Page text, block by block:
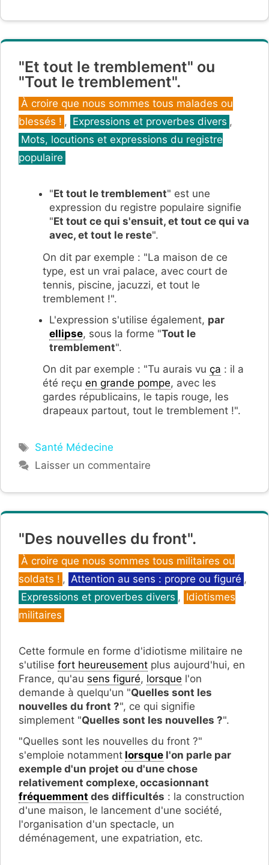
"Et tout le tremblement" ou
"Tout le tremblement".
Catégories
À croire que nous sommes tous malades ou
blessés ! , Expressions et proverbes divers ,
Mots, locutions et expressions du registre
populaire
"Et tout le tremblement" est une
expression du registre populaire signifie
"Et tout ce qui s'ensuit, et tout ce qui va
avec, et tout le reste".
On dit par exemple : "La maison de ce
type, est un vrai palace, avec court de
tennis, piscine, jacuzzi, et tout le
tremblement !".
L'expression s'utilise également, par
ellipse, sous la forme "Tout le
tremblement".
On dit par exemple : "Tu aurais vu ça : il a
été reçu en grande pompe, avec les
gardes républicains, le tapis rouge, les
drapeaux partout, tout le tremblement !".
Étiquettes
Santé Médecine
Laisser un commentaire
"Des nouvelles du front".
Catégories
À croire que nous sommes tous militaires ou
soldats ! , Attention au sens : propre ou figuré ,
Expressions et proverbes divers , Idiotismes
militaires
Cette formule en forme d'idiotisme militaire ne
s'utilise fort heureusement plus aujourd'hui, en
France, qu'au sens figuré, lorsque l'on
demande à quelqu'un "Quelles sont les
nouvelles du front ?", ce qui signifie
simplement "Quelles sont les nouvelles ?".
"Quelles sont les nouvelles du front ?"
s'emploie notamment lorsque l'on parle par
exemple d'un projet ou d'une chose
relativement complexe, occasionnant
fréquemment des difficultés : la construction
d'une maison, le lancement d'une société,
l'organisation d'un spectacle, un
déménagement, une expatriation, etc.